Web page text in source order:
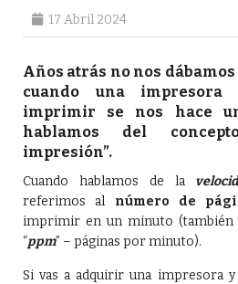
17 Abril 2024
Años atrás no nos
cuando una
imprimir se nos hace
hablamos del
impresión”.
Cuando hablamos de la
referimos al número de
imprimir en un minuto (también
“ppm” – páginas por minuto).
Si vas a adquirir una impresora